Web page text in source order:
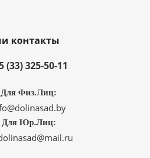
контакты
(33) 325-50-11
Для Физ.Лиц:
Для Юр.Лиц: